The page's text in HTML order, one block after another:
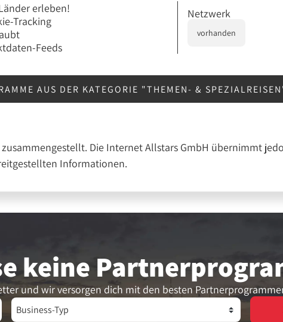
erleben!
Tracking
Feeds
Netzwerk
vorhanden
AUS DER KATEGORIE "THEMEN- &
Die Internet Allstars GmbH übernimmt
Informationen.
keine
und wir versorgen dich mit den besten